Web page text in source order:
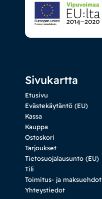
Sivukartta
Etusivu
Evästekäytäntö (EU)
Kassa
Kauppa
Ostoskori
Tarjoukset
Tietosuojalausunto (EU)
Tili
Toimitus- ja maksuehdot
Yhteystiedot